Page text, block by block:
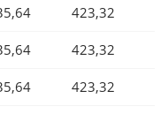
423,32
423,32
423,32